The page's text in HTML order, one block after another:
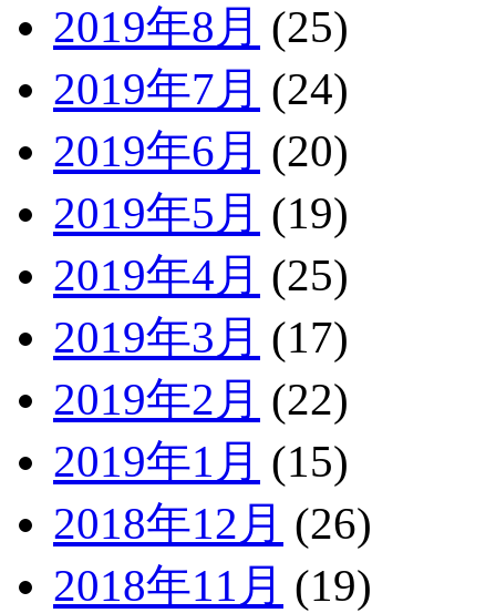
2019年8月 (25)
2019年7月 (24)
2019年6月 (20)
2019年5月 (19)
2019年4月 (25)
2019年3月 (17)
2019年2月 (22)
2019年1月 (15)
2018年12月 (26)
2018年11月 (19)